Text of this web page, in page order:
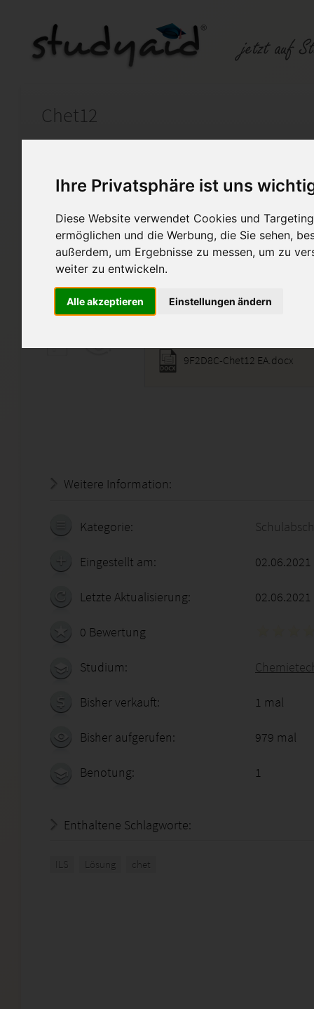
Ihre Privatsphäre ist uns
Diese Website verwendet Cookies und
ermöglichen und die Werbung, die Sie sehen,
außerdem, um Ergebnisse zu messen, um zu
weiter zu entwickeln.
Alle akzeptieren Einstellungen ändern
Chet12
Chet12
Hey meine Lieben, ich hoffe
Diese Lösung enthält 1
9F2D8C-Chet12 EA.docx
Weitere Information:
Kategorie:
Eingestellt am:
Letzte Aktualisierung: 02.06.2021
0 Bewertung
Studium:
Bisher verkauft: 1 mal
Bisher aufgerufen: 979 mal
Benotung: 1
Enthaltene Schlagworte:
ILS Lösung chet